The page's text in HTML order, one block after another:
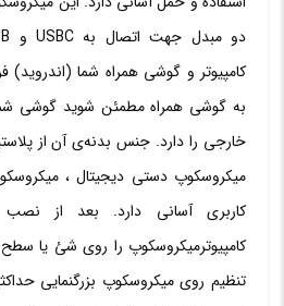
کامپیوتر و گوشی همراه شما
به گوشی همراه مطمئن شوید گوشی
خارجی را دارد. جنس بدنه‌ی آن از
میکروسکوپ دستی دیجیتال ،
کاربری آسانی دارد‏.‏ بعد از
کامپیوترمیکروسکوپ را روی شئ یا سطح